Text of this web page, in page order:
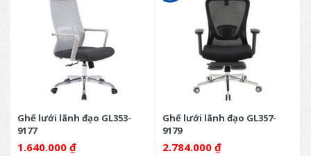
Ghế lưới lãnh đạo GL353-
9177
1.640.000 ₫
Ghế lưới lãnh đạo GL357-
9179
2.784.000 ₫